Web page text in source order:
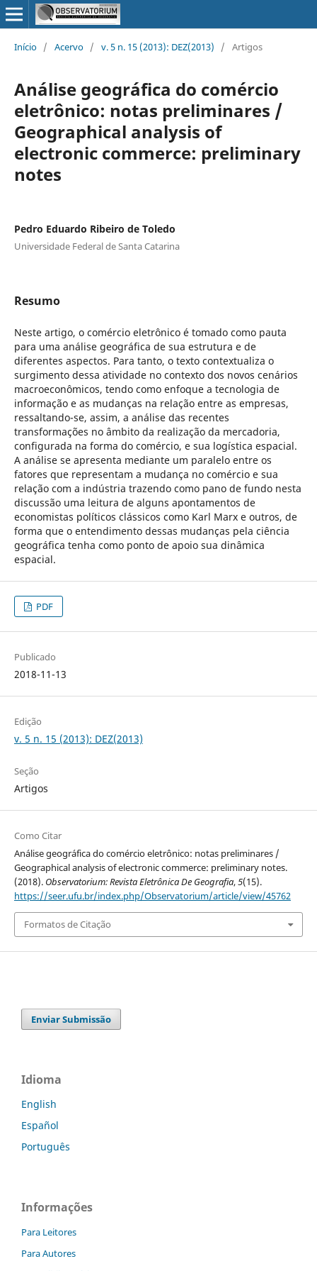
Início / Acervo / v. 5 n. 15 (2013): DEZ(2013) / Artigos
Análise geográfica do comércio
eletrônico: notas preliminares /
Geographical analysis of
electronic commerce: preliminary
notes
Pedro Eduardo Ribeiro de Toledo
Universidade Federal de Santa Catarina
Resumo
Neste artigo, o comércio eletrônico é tomado como pauta
para uma análise geográfica de sua estrutura e de
diferentes aspectos. Para tanto, o texto contextualiza o
surgimento dessa atividade no contexto dos novos cenários
macroeconômicos, tendo como enfoque a tecnologia de
informação e as mudanças na relação entre as empresas,
ressaltando-se, assim, a análise das recentes
transformações no âmbito da realização da mercadoria,
configurada na forma do comércio, e sua logística espacial.
A análise se apresenta mediante um paralelo entre os
fatores que representam a mudança no comércio e sua
relação com a indústria trazendo como pano de fundo nesta
discussão uma leitura de alguns apontamentos de
economistas políticos clássicos como Karl Marx e outros, de
forma que o entendimento dessas mudanças pela ciência
geográfica tenha como ponto de apoio sua dinâmica
espacial.
PDF
Publicado
2018-11-13
Edição
v. 5 n. 15 (2013): DEZ(2013)
Seção
Artigos
Como Citar
Análise geográfica do comércio eletrônico: notas preliminares /
Geographical analysis of electronic commerce: preliminary notes.
(2018). Observatorium: Revista Eletrônica De Geografia,5(15).
https://seer.ufu.br/index.php/Observatorium/article/view/45762
Formatos de Citação
Enviar Submissão
Idioma
English
Español
Português
Informações
Para Leitores
Para Autores